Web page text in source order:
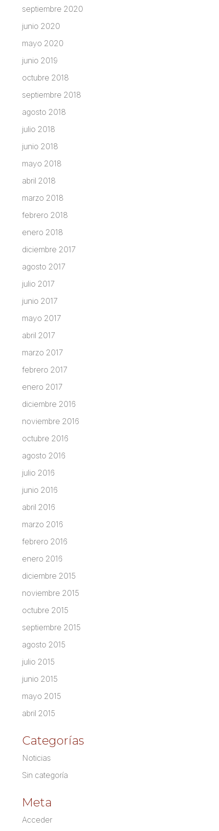
septiembre 2020
junio 2020
mayo 2020
junio 2019
octubre 2018
septiembre 2018
agosto 2018
julio 2018
junio 2018
mayo 2018
abril 2018
marzo 2018
febrero 2018
enero 2018
diciembre 2017
agosto 2017
julio 2017
junio 2017
mayo 2017
abril 2017
marzo 2017
febrero 2017
enero 2017
diciembre 2016
noviembre 2016
octubre 2016
agosto 2016
julio 2016
junio 2016
abril 2016
marzo 2016
febrero 2016
enero 2016
diciembre 2015
noviembre 2015
octubre 2015
septiembre 2015
agosto 2015
julio 2015
junio 2015
mayo 2015
abril 2015
Categorías
Noticias
Sin categoría
Meta
Acceder